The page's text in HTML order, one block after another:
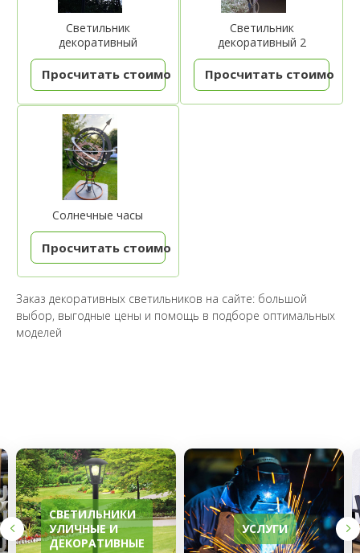
Светильник
декоративный
Просчитать стоимость
Светильник
декоративный 2
Просчитать стоимость
Солнечные часы
Просчитать стоимость
Заказ декоративных светильников на сайте: большой
выбор, выгодные цены и помощь в подборе оптимальных
моделей
СВЕТИЛЬНИКИ
УЛИЧНЫЕ И
ДЕКОРАТИВНЫЕ
УСЛУГИ